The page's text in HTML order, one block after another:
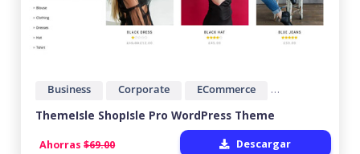
Business Corporate ECommerce
ThemeIsle ShopIsle Pro WordPress Theme
Ahorras$69.00 Descargar